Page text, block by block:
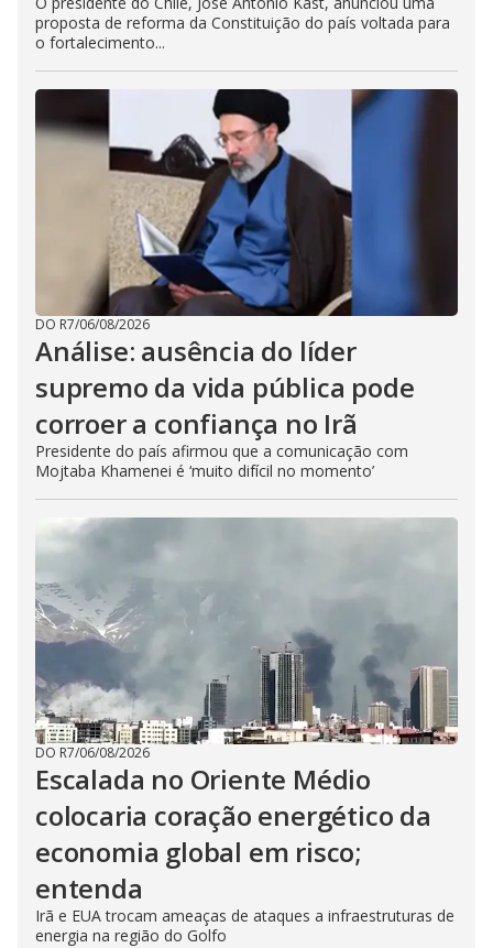
proposta de reforma da Constituição do país voltada para
o fortalecimento...
DO R7/06/08/2026
Análise: ausência do líder
supremo da vida pública pode
corroer a confiança no Irã
Presidente do país afirmou que a comunicação com
Mojtaba Khamenei é ‘muito difícil no momento’
DO R7/06/08/2026
Escalada no Oriente Médio
colocaria coração energético da
economia global em risco;
entenda
Irã e EUA trocam ameaças de ataques a infraestruturas de
energia na região do Golfo